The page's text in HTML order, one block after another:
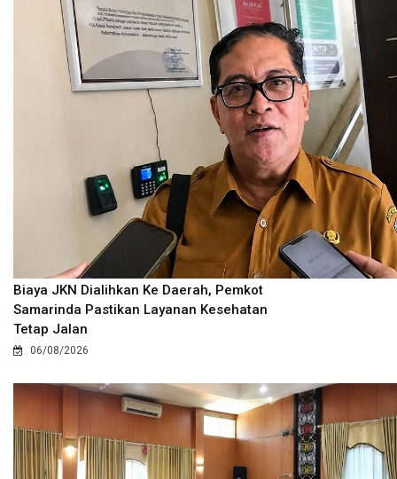
Biaya JKN Dialihkan Ke Daerah, Pemkot
Samarinda Pastikan Layanan Kesehatan
Tetap Jalan
06/08/2026